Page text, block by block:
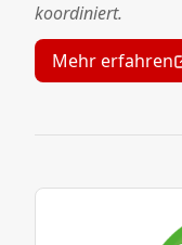
koordiniert.
Mehr erfahren